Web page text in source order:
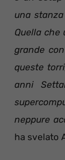
una
Quella che
grande
queste
anni
neppure
ha svelato